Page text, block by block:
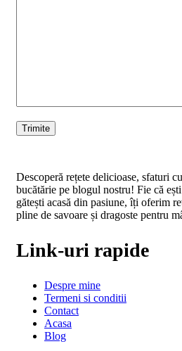
Descoperă rețete delicioase, sfaturi
bucătărie pe blogul nostru! Fie că
gătești acasă din pasiune, îți oferim
pline de savoare și dragoste pentru
Link-uri rapide
Despre mine
Termeni si conditii
Contact
Acasa
Blog